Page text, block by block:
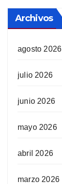
Archivos
agosto 2026
julio 2026
junio 2026
mayo 2026
abril 2026
marzo 2026